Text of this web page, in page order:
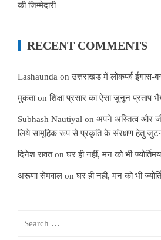
की जिम्मेदारी
RECENT COMMENTS
Lashaunda onउत्तराखंड में लोकपर्व ईगास-
मुकताonशिक्षा प्रसार का ऐसा जुनून प्रताप
Subhash Nautiyal on अपने अस्तित्व और
लिये सामूहिक रूप से प्रकृति के संरक्षण हेतु
दिनेश रावतonघर ही नहीं, मन को भी
अरूणा सेमवाल onघर ही नहीं, मन को भी